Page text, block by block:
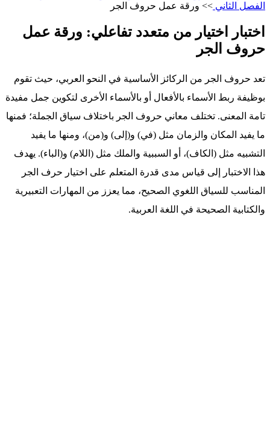
الفصل الثاني >> ورقة عمل حروف الجر
اختبار اختيار من متعدد تفاعلي: ورقة عمل
حروف الجر
تعد حروف الجر من الركائز الأساسية في النحو العربي، حيث تقوم
بوظيفة ربط الأسماء بالأفعال أو بالأسماء الأخرى لتكوين جمل مفيدة
تامة المعنى. تختلف معاني حروف الجر باختلاف سياق الجملة؛ فمنها
ما يفيد المكان والزمان مثل (في) و(إلى) و(من)، ومنها ما يفيد
التشبيه مثل (الكاف)، أو السببية والملك مثل (اللام) و(الباء). يهدف
هذا الاختبار إلى قياس مدى قدرة المتعلم على اختيار حرف الجر
المناسب للسياق اللغوي الصحيح، مما يعزز من المهارات التعبيرية
والكتابية الصحيحة في اللغة العربية.